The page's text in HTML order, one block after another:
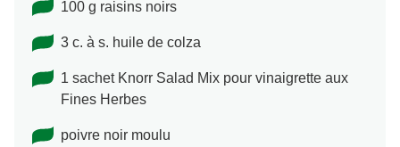
100 g raisins noirs
3 c. à s. huile de colza
1 sachet Knorr Salad Mix pour vinaigrette aux
Fines Herbes
poivre noir moulu